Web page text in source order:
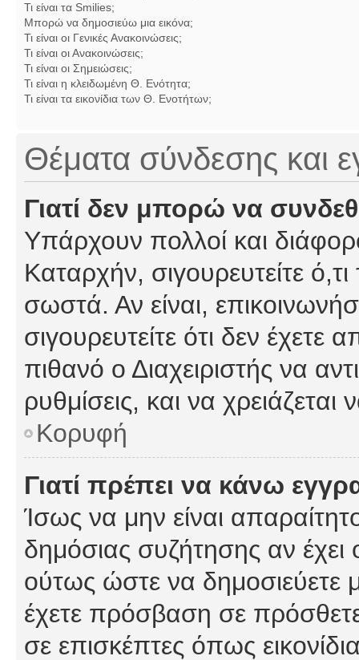
Τι είναι τα Smilies;
Μπορώ να δημοσιεύω μια εικόνα;
Τι είναι οι Γενικές Ανακοινώσεις;
Τι είναι οι Ανακοινώσεις;
Τι είναι οι Σημειώσεις;
Τι είναι η κλειδωμένη Θ. Ενότητα;
Τι είναι τα εικονίδια των Θ. Ενοτήτων;
Θέματα σύνδεσης και
Γιατί δεν μπορώ να
Υπάρχουν πολλοί και
Καταρχήν, σιγουρευτείτε
σωστά. Αν είναι,
σιγουρευτείτε ότι δεν έχετε
πιθανό ο Διαχειριστής να
ρυθμίσεις, και να χρειάζεται
Κορυφή
Γιατί πρέπει να κάνω
Ίσως να μην είναι
δημόσιας συζήτησης αν έχει
ούτως ώστε να δημοσιεύετε
έχετε πρόσβαση σε
σε επισκέπτες όπως